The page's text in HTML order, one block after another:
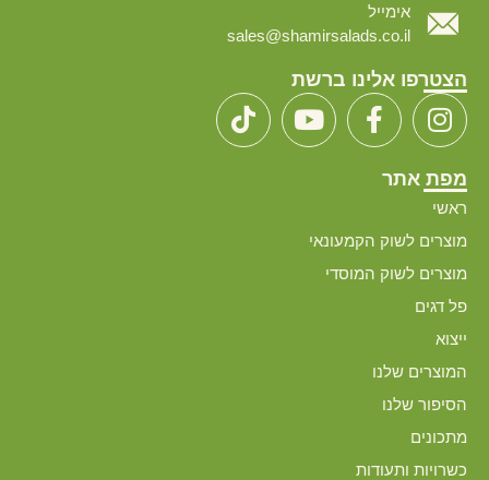
אימייל
sales@shamirsalads.co.il
הצטרפו אלינו ברשת
מפת אתר
ראשי
מוצרים לשוק הקמעונאי
מוצרים לשוק המוסדי
פל דגים
ייצוא
המוצרים שלנו
הסיפור שלנו
מתכונים
כשרויות ותעודות